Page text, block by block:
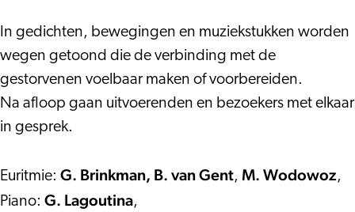
In gedichten, bewegingen en muziekstukken worden
wegen getoond die de verbinding met de
gestorvenen voelbaar maken of voorbereiden.
Na afloop gaan uitvoerenden en bezoekers met elkaar
in gesprek.
Euritmie: G. Brinkman, B. van Gent, M. Wodowoz,
Piano: G. Lagoutina,